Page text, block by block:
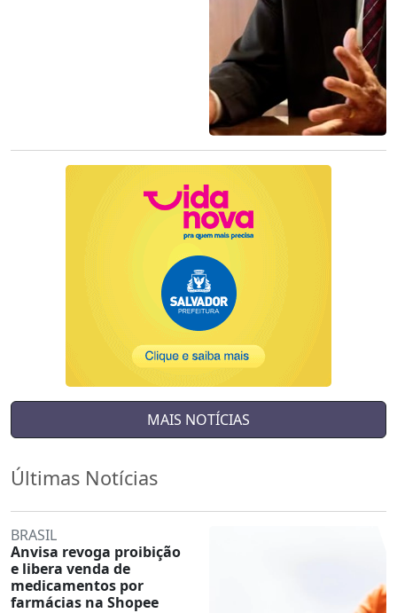
MAIS NOTÍCIAS
Últimas Notícias
BRASIL
Anvisa revoga proibição
e libera venda de
medicamentos por
farmácias na Shopee